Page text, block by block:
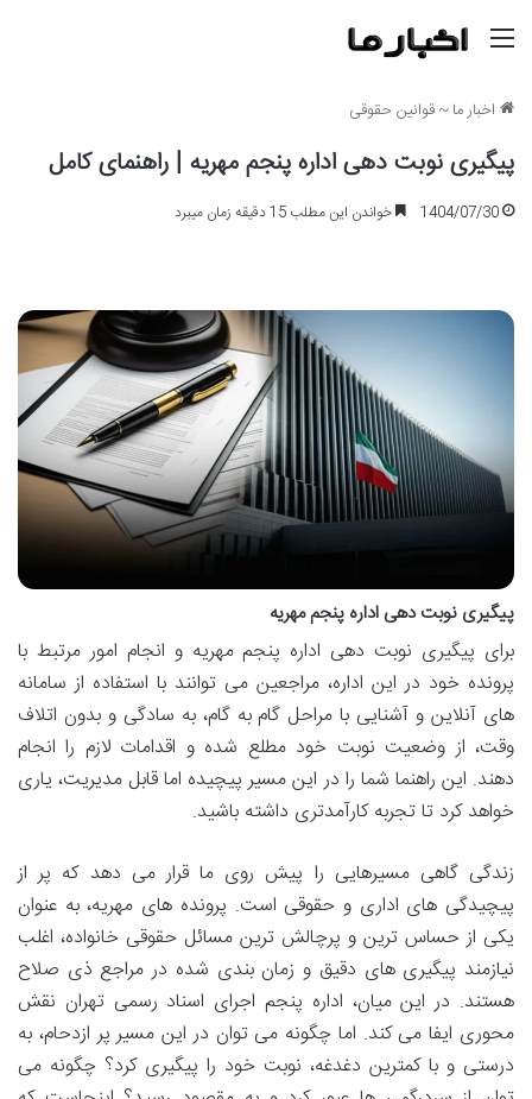
اخبار ما~قوانین حقوقی
پیگیری نوبت دهی اداره پنجم مهریه | راهنمای کامل
1404/07/30 خواندن این مطلب 15 دقیقه زمان میبرد
پیگیری نوبت دهی اداره پنجم مهریه
برای پیگیری نوبت دهی اداره پنجم مهریه و انجام امور مرتبط با
پرونده خود در این اداره، مراجعین می توانند با استفاده از سامانه
های آنلاین و آشنایی با مراحل گام به گام، به سادگی و بدون اتلاف
وقت، از وضعیت نوبت خود مطلع شده و اقدامات لازم را انجام
دهند. این راهنما شما را در این مسیر پیچیده اما قابل مدیریت، یاری
خواهد کرد تا تجربه کارآمدتری داشته باشید.
زندگی گاهی مسیرهایی را پیش روی ما قرار می دهد که پر از
پیچیدگی های اداری و حقوقی است. پرونده های مهریه، به عنوان
یکی از حساس ترین و پرچالش ترین مسائل حقوقی خانواده، اغلب
نیازمند پیگیری های دقیق و زمان بندی شده در مراجع ذی صلاح
هستند. در این میان، اداره پنجم اجرای اسناد رسمی تهران نقش
محوری ایفا می کند. اما چگونه می توان در این مسیر پر ازدحام، به
درستی و با کمترین دغدغه، نوبت خود را پیگیری کرد؟ چگونه می